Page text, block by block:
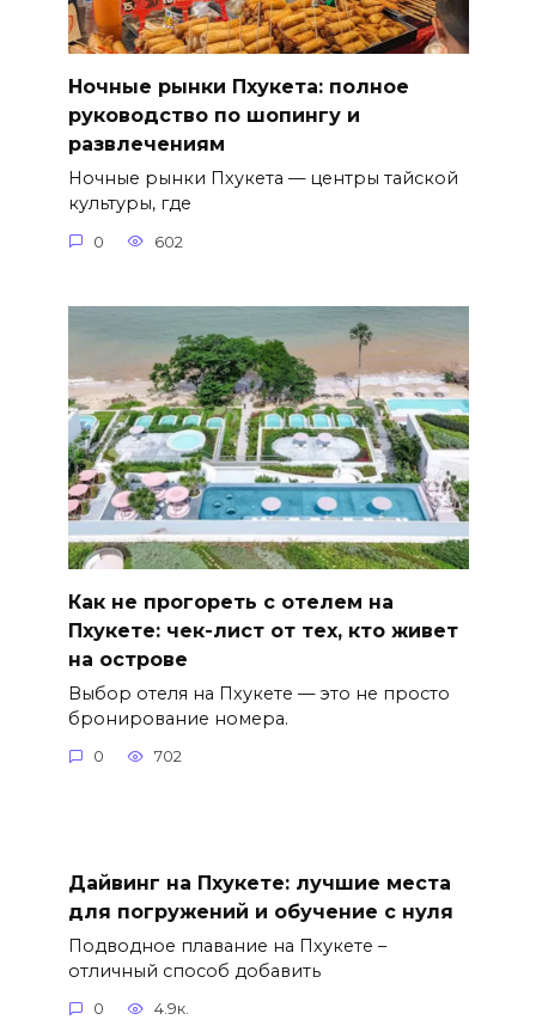
Ночные рынки Пхукета: полное
руководство по шопингу и
развлечениям
Ночные рынки Пхукета — центры тайской
культуры, где
0 602
Как не прогореть с отелем на
Пхукете: чек-лист от тех, кто живет
на острове
Выбор отеля на Пхукете — это не просто
бронирование номера.
0 702
Дайвинг на Пхукете: лучшие места
для погружений и обучение с нуля
Подводное плавание на Пхукете –
отличный способ добавить
0 4.9к.